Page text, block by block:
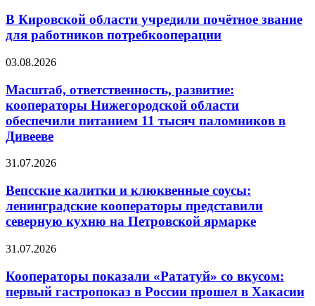
В Кировской области учредили почётное звание
для работников потребкооперации
03.08.2026
Масштаб, ответственность, развитие:
кооператоры Нижегородской области
обеспечили питанием 11 тысяч паломников в
Дивееве
31.07.2026
Вепсские калитки и клюквенные соусы:
ленинградские кооператоры представили
северную кухню на Петровской ярмарке
31.07.2026
Кооператоры показали «Рататуй» со вкусом:
первый гастропоказ в России прошел в Хакасии